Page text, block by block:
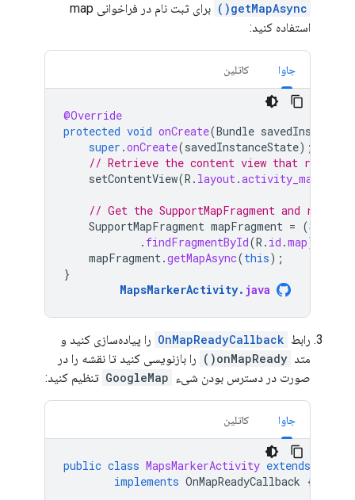
getMapAsync()
برای ثبت نام در فراخوانی map
استفاده کنید:
جاوا کاتلین
@Override
protected void onCreate(Bundle
super .onCreate(savedInstanceState);
// Retrieve the content view that renders
setContentView(R . layout.activity_maps
// Get the SupportMapFragment and
SupportMapFragment mapFragment = (
. findFragmentById(R . id .map);
mapFragment.getMapAsync(this);
}
MapsMarkerActivity. java
رابط OnMapReadyCallback را پیاده‌سازی کنید و
متد onMapReady()
را بازنویسی کنید تا نقشه را در
صورت در دسترس بودن شیء GoogleMap تنظیم کنید:
جاوا کاتلین
public class MapsMarkerActivity extends
implements OnMapReadyCallback {